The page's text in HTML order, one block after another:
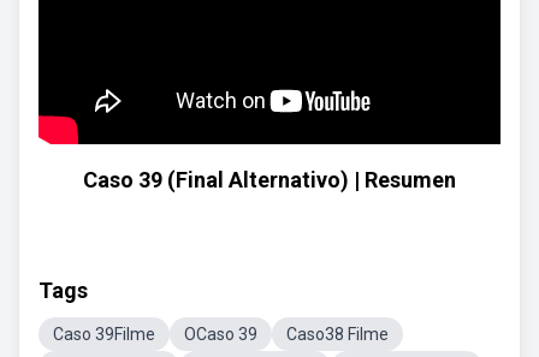
Caso 39 (Final Alternativo) | Resumen
Tags
Caso 39Filme OCaso 39
Caso38 Filme